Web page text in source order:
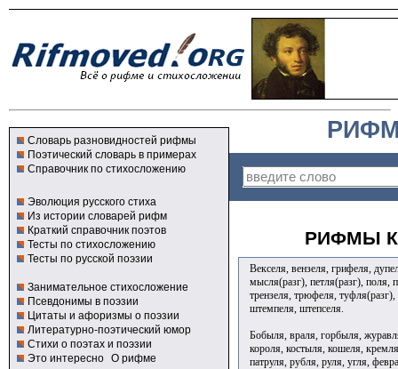
Словарь разновидностей рифмы
Поэтический словарь в примерах
Справочник по стихосложению
Эволюция русского стиха
Из истории словарей рифм
Краткий справочник поэтов
Тесты по стихосложению
Тесты по русской поэзии
Занимательное стихосложение
Псевдонимы в поэзии
Цитаты и афоризмы о поэзии
Литературно-поэтический юмор
Стихи о поэтах и поэзии
Это интересно О рифме
РИФМЫ К
Векселя, вензеля, грифеля,
мысля(разг), петля(разг), поля,
трензеля, трюфеля,
штемпеля, штепселя.
Бобыля, враля, горбыля,
короля, костыля, кошеля,
патруля, рубля, руля, угля,